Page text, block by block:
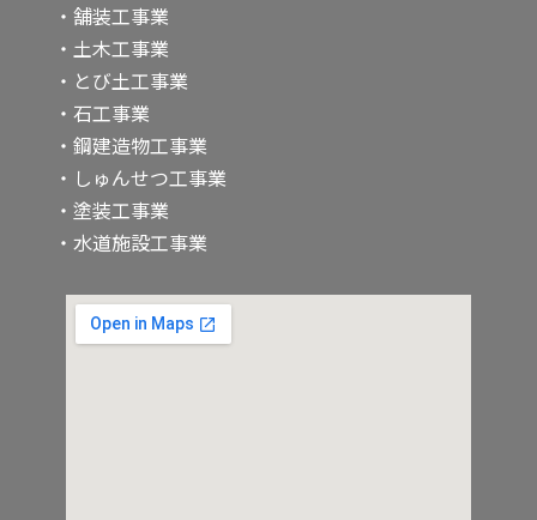
・舗装工事業
・土木工事業
・とび土工事業
・石工事業
・鋼建造物工事業
・しゅんせつ工事業
・塗装工事業
・水道施設工事業